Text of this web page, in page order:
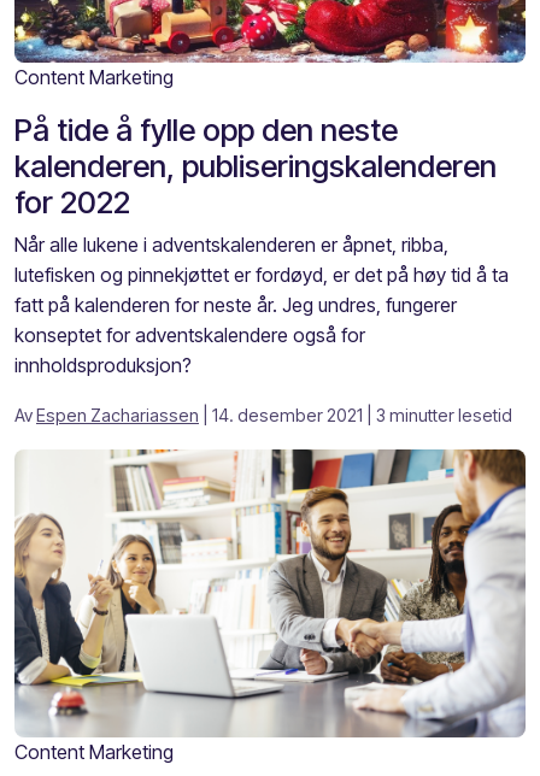
Content Marketing
På tide å fylle opp den neste
kalenderen, publiseringskalenderen
for 2022
Når alle lukene i adventskalenderen er åpnet, ribba,
lutefisken og pinnekjøttet er fordøyd, er det på høy tid å ta
fatt på kalenderen for neste år. Jeg undres, fungerer
konseptet for adventskalendere også for
innholdsproduksjon?
AvEspen Zachariassen | 14. desember 2021 | 3 minutter lesetid
Content Marketing